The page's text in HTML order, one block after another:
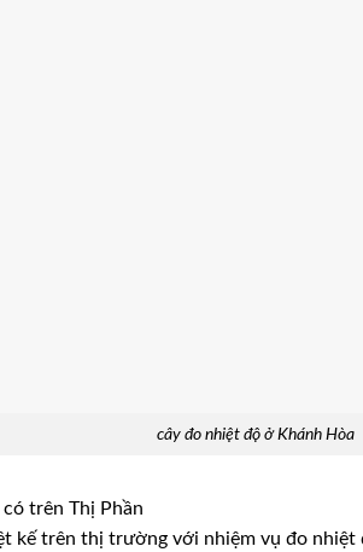
cây đo nhiệt độ ở Khánh Hòa
trên Thị Phần
kế trên thị trường với nhiệm vụ đo nhiệt